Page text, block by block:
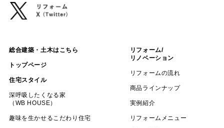
総合建築・土木はこちら
トップページ
住宅スタイル
深呼吸したくなる家
（WB HOUSE）
趣味を生かせるこだわり住宅
リフォーム/
リノベーション
リフォームの流れ
商品ラインナップ
実例紹介
リフォームメニュー